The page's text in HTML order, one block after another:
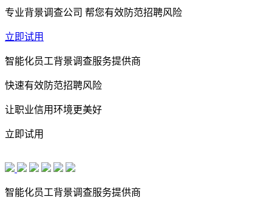
专业背景调查公司 帮您有效防范招聘风险
立即试用
智能化员工背景调查服务提供商
快速有效防范招聘风险
让职业信用环境更美好
立即试用
智能化员工背景调查服务提供商